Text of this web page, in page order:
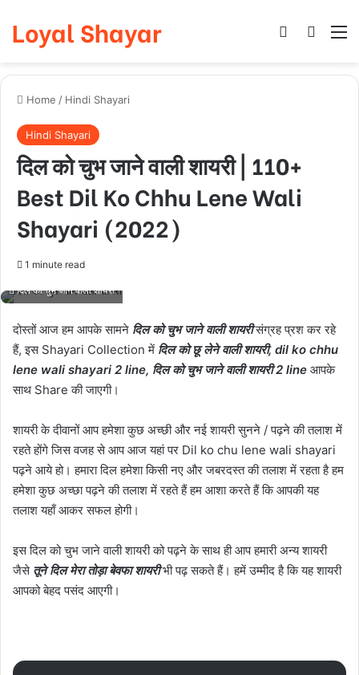
Loyal Shayar Log In
Home / Hindi Shayari
Hindi Shayari
दिल को चुभ जाने वाली शायरी | 110+
Best Dil Ko Chhu Lene Wali
Shayari (2022)
1 minute read
दिल को चुभ जाने वाली शायरी
दोस्तों आज हम आपके सामने दिल को चुभ जाने वाली शायरीसंग्रह प्रश कर रहे
हैं, इस Shayari Collection में दिल को छू लेने वाली शायरी, dil ko chhu
lene wali shayari 2 line, दिल को चुभ जाने वाली शायरी 2 line आपके
साथ Share की जाएगी।
शायरी के दीवानों आप हमेशा कुछ अच्छी और नई शायरी सुनने / पढ़ने की तलाश में
रहते होंगे जिस वजह से आप आज यहां पर Dil ko chu lene wali shayari
पढ़ने आये हो। हमारा दिल हमेशा किसी नए और जबरदस्त की तलाश में रहता है हम
हमेशा कुछ अच्छा पढ़ने की तलाश में रहते हैं हम आशा करते हैं कि आपकी यह
तलाश यहाँ आकर सफल होगी।
इस दिल को चुभ जाने वाली शायरी को पढ़ने के साथ ही आप हमारी अन्य शायरी
जैसे तूने दिल मेरा तोड़ा बेवफा शायरीभी पढ़ सकते हैं। हमें उम्मीद है कि यह शायरी
आपको बेहद पसंद आएगी।